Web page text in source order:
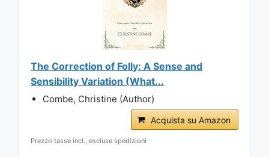
The Correction of Folly: A Sense and
Sensibility Variation (What...
Combe, Christine (Author)
Acquista su Amazon
Prezzo tasse incl., escluse spedizioni